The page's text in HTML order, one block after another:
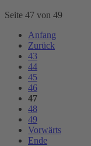
Seite 47 von 49
Anfang
Zurück
43
44
45
46
47
48
49
Vorwärts
Ende